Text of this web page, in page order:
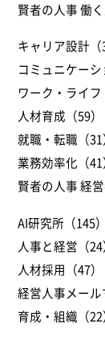
賢者の人事 働く
キャリア設計（
コミュニケーシ
ワーク・ライフ
人材育成（59）
就職・転職（31
業務効率化（41
賢者の人事 経営
AI研究所（145）
人事と経営（24
人材採用（47）
経営人事メール
育成・組織（22